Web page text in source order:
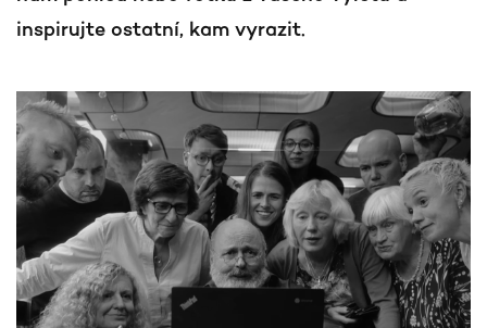
inspirujte ostatní, kam vyrazit.